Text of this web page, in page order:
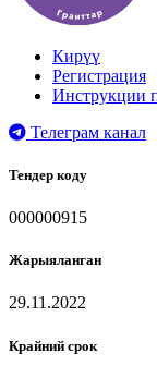
Кирүү
Регистрация
Инструкции
Телеграм канал
Тендер коду
000000915
Жарыяланган
29.11.2022
Крайний срок